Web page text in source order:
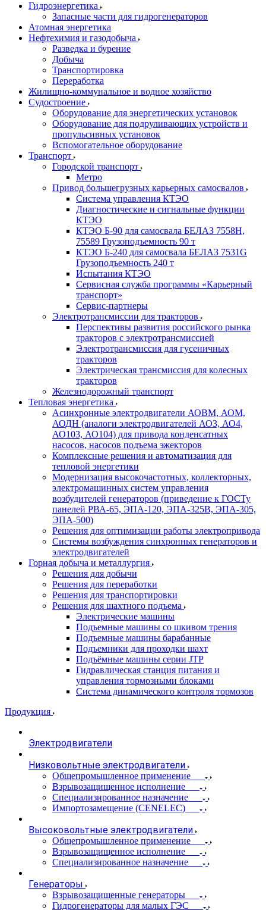
Гидроэнергетика
Запасные части для гидрогенераторов
Атомная энергетика
Нефтехимия и газодобыча
Разведка и бурение
Добыча
Транспортировка
Переработка
Жилищно-коммунальное и водное хозяйство
Судостроение
Оборудование для энергетических установок
Оборудование для подруливающих устройств и
пропульсивных установок
Вспомогательное оборудование
Транспорт
Городской транспорт
Метро
Привод большегрузных карьерных самосвалов
Система управления КТЭО
Диагностические и сигнальные функции
КТЭО
КТЭО Б-90 для самосвала БЕЛАЗ 7558H,
75589 Грузоподъемность 90 т
КТЭО Б-240 для самосвала БЕЛАЗ 7531G
Грузоподъемность 240 т
Испытания КТЭО
Сервисная служба программы «Карьерный
транспорт»
Сервис-партнеры
Электротрансмиссии для тракторов
Перспективы развития российского рынка
тракторов с электротрансмиссией
Электротрансмиссия для гусеничных
тракторов
Электрическая трансмиссия для колесных
тракторов
Железнодорожный транспорт
Тепловая энергетика
Асинхронные электродвигатели АОВМ, АОМ,
АОДН (аналоги электродвигателей АО3, АО4,
АО103, АО104) для привода конденсатных
насосов, насосов подъема эжекторов
Комплексные решения и автоматизация для
тепловой энергетики
Модернизация высокочастотных, коллекторных,
электромашинных систем управления
возбудителей генераторов (приведение к ГОСТу
панелей РВА-65, ЭПА-120, ЭПА-325В, ЭПА-305,
ЭПА-500)
Решения для оптимизации работы электропривода
Системы возбуждения синхронных генераторов и
электродвигателей
Горная добыча и металлургия
Решения для добычи
Решения для переработки
Решения для транспортировки
Решения для шахтного подъема
Электрические машины
Подъемные машины со шкивом трения
Подъемные машины барабанные
Подъемники для проходки шахт
Подъёмные машины серии JTP
Гидравлическая станция питания и
управления тормозными блоками
Система динамического контроля тормозов
Продукция
Электродвигатели
Низковольтные электродвигатели
Общепромышленное применение
Взрывозащищенное исполнение
Специализированное назначение
Импортозамещение (CENELEC)
Высоковольтные электродвигатели
Общепромышленное применение
Взрывозащищенное исполнение
Специализированное назначение
Генераторы
Взрывозащищенные генераторы
Гидрогенераторы для малых ГЭС